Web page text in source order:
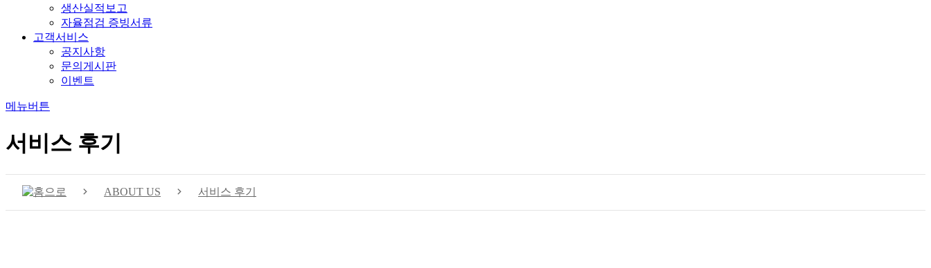
생산실적보고
자율점검 증빙서류
고객서비스
공지사항
문의게시판
이벤트
메뉴버튼
서비스 후기
ABOUT US 서비스 후기